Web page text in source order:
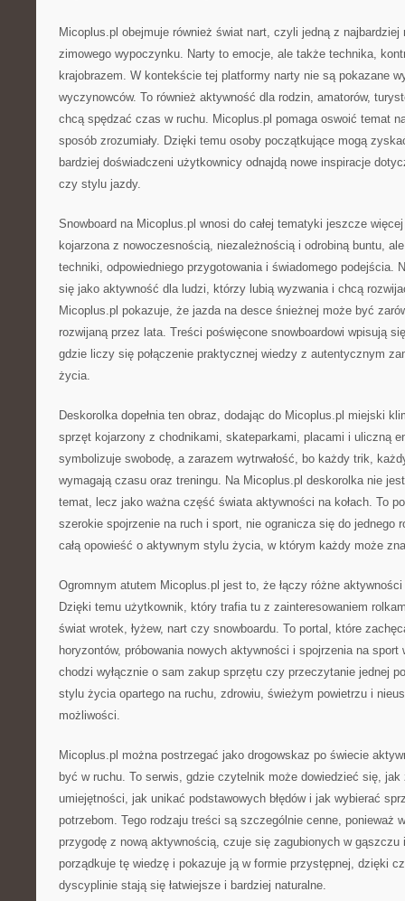
Micoplus.pl obejmuje również świat nart, czyli jedną z najbardziej
zimowego wypoczynku. Narty to emocje, ale także technika,
krajobrazem. W kontekście tej platformy narty nie są pokazane
wyczynowców. To również aktywność dla rodzin, amatorów,
chcą spędzać czas w ruchu. Micoplus.pl pomaga oswoić temat
sposób zrozumiały. Dzięki temu osoby początkujące mogą
bardziej doświadczeni użytkownicy odnajdą nowe inspiracje
czy stylu jazdy.
Snowboard na Micoplus.pl wnosi do całej tematyki jeszcze
kojarzona z nowoczesnością, niezależnością i odrobiną buntu,
techniki, odpowiedniego przygotowania i świadomego podejścia.
się jako aktywność dla ludzi, którzy lubią wyzwania i chcą
Micoplus.pl pokazuje, że jazda na desce śnieżnej może być
rozwijaną przez lata. Treści poświęcone snowboardowi wpisują
gdzie liczy się połączenie praktycznej wiedzy z autentycznym
życia.
Deskorolka dopełnia ten obraz, dodając do Micoplus.pl miejski
sprzęt kojarzony z chodnikami, skateparkami, placami i uliczną
symbolizuje swobodę, a zarazem wytrwałość, bo każdy trik,
wymagają czasu oraz treningu. Na Micoplus.pl deskorolka nie
temat, lecz jako ważna część świata aktywności na kołach. To
szerokie spojrzenie na ruch i sport, nie ogranicza się do jednego
całą opowieść o aktywnym stylu życia, w którym każdy może
Ogromnym atutem Micoplus.pl jest to, że łączy różne aktywności
Dzięki temu użytkownik, który trafia tu z zainteresowaniem
świat wrotek, łyżew, nart czy snowboardu. To portal, które
horyzontów, próbowania nowych aktywności i spojrzenia na
chodzi wyłącznie o sam zakup sprzętu czy przeczytanie jednej
stylu życia opartego na ruchu, zdrowiu, świeżym powietrzu i
możliwości.
Micoplus.pl można postrzegać jako drogowskaz po świecie
być w ruchu. To serwis, gdzie czytelnik może dowiedzieć się,
umiejętności, jak unikać podstawowych błędów i jak wybierać
potrzebom. Tego rodzaju treści są szczególnie cenne, ponieważ
przygodę z nową aktywnością, czuje się zagubionych w gąszczu
porządkuje tę wiedzę i pokazuje ją w formie przystępnej, dzięki
dyscyplinie stają się łatwiejsze i bardziej naturalne.